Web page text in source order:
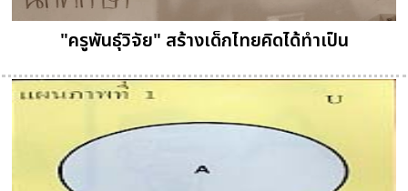
"ครูพันธุ์วิจัย" สร้างเด็กไทยคิดได้ทำเป็น